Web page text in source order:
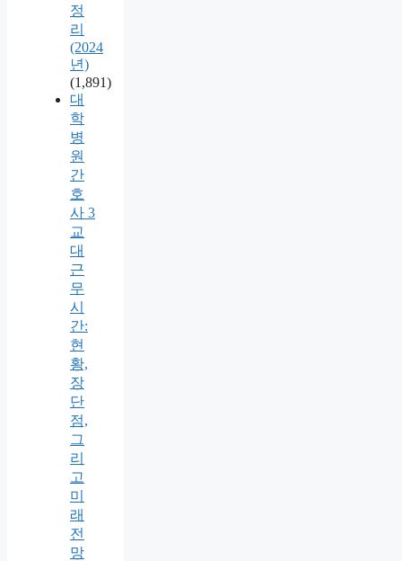
정
리
(2024
년)
(1,891)
대
학
병
원
간
호
사 3
교
대
근
무
시
간:
현
황,
장
단
점,
그
리
고
미
래
전
망